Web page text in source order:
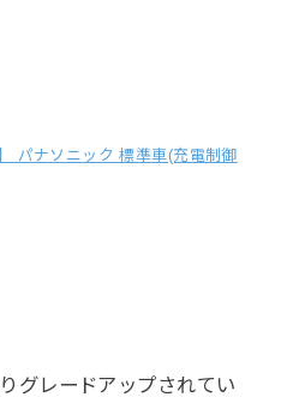
パナソニック 標準車(充電制御
グレードアップされてい